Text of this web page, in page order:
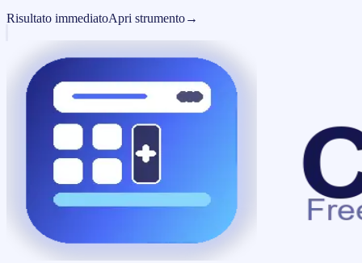
Risultato immediatoApri strumento→